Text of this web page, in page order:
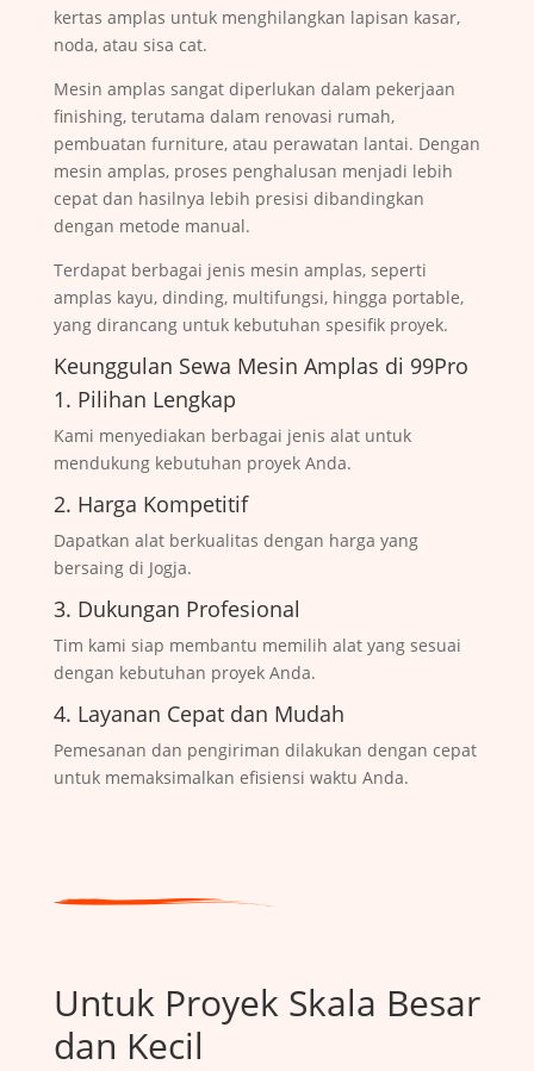
kertas amplas untuk menghilangkan lapisan kasar,
noda, atau sisa cat.
Mesin amplas sangat diperlukan dalam pekerjaan
finishing, terutama dalam renovasi rumah,
pembuatan furniture, atau perawatan lantai. Dengan
mesin amplas, proses penghalusan menjadi lebih
cepat dan hasilnya lebih presisi dibandingkan
dengan metode manual.
Terdapat berbagai jenis mesin amplas, seperti
amplas kayu, dinding, multifungsi, hingga portable,
yang dirancang untuk kebutuhan spesifik proyek.
Keunggulan Sewa Mesin Amplas di 99Pro
1. Pilihan Lengkap
Kami menyediakan berbagai jenis alat untuk
mendukung kebutuhan proyek Anda.
2. Harga Kompetitif
Dapatkan alat berkualitas dengan harga yang
bersaing di Jogja.
3. Dukungan Profesional
Tim kami siap membantu memilih alat yang sesuai
dengan kebutuhan proyek Anda.
4. Layanan Cepat dan Mudah
Pemesanan dan pengiriman dilakukan dengan cepat
untuk memaksimalkan efisiensi waktu Anda.
Untuk Proyek Skala Besar
dan Kecil